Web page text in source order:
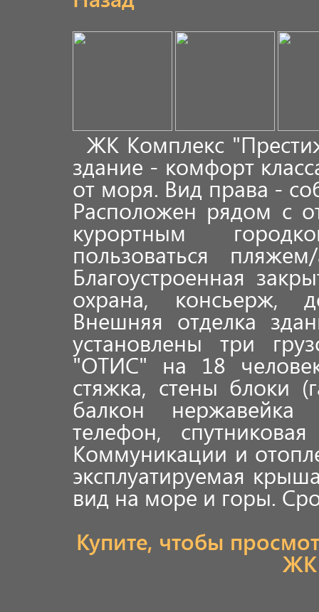
ЖК Комплекс
здание - комфорт
от моря. Вид права -
Расположен рядом с
курортным
пользоваться
Благоустроенная
охрана, консьерж,
Внешняя отделка
установлены три
"ОТИС" на 18
стяжка, стены блоки
балкон нержавейка
телефон,
Коммуникации и
эксплуатируемая
вид на море и горы.
Купите, чтобы
ЖК